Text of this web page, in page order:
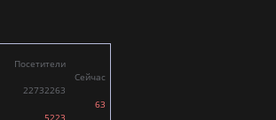
Посетители
22732263
5223
Сейчас
63